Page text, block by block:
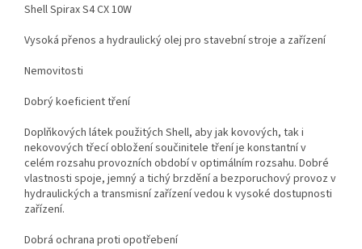
Shell Spirax S4 CX 10W
Vysoká přenos a hydraulický olej pro stavební stroje a zařízení
Nemovitosti
Dobrý koeficient tření
Doplňkových látek použitých Shell, aby jak kovových, tak i
nekovových třecí obložení součinitele tření je konstantní v
celém rozsahu provozních období v optimálním rozsahu. Dobré
vlastnosti spoje, jemný a tichý brzdění a bezporuchový provoz v
hydraulických a transmisní zařízení vedou k vysoké dostupnosti
zařízení.
Dobrá ochrana proti opotřebení